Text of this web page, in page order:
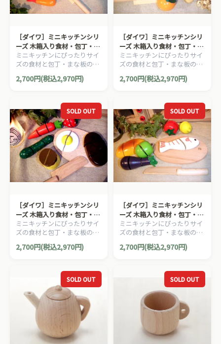
［ダイワ］ミニキッチンシリ
ーズ 木箱入り食材・包丁・ま
な板のセットD
ミニキッチンにぴったりサイ
ズの食材と包丁・まな板のお
ままごとセット木箱入り。
2,700円(税込2,970円)
［ダイワ］ミニキッチンシリ
ーズ 木箱入り食材・包丁・ま
な板のセットC
ミニキッチンにぴったりサイ
ズの食材と包丁・まな板のお
ままごとセット木箱入り。
2,700円(税込2,970円)
SOLD OUT
［ダイワ］ミニキッチンシリ
ーズ 木箱入り食材・包丁・ま
な板のセットB
ミニキッチンにぴったりサイ
ズの食材と包丁・まな板のお
ままごとセット木箱入り。
2,700円(税込2,970円)
SOLD OUT
［ダイワ］ミニキッチンシリ
ーズ 木箱入り食材・包丁・ま
な板のセットA
ミニキッチンにぴったりサイ
ズの食材と包丁・まな板のお
ままごとセット木箱入り。
2,700円(税込2,970円)
SOLD OUT SOLD OUT